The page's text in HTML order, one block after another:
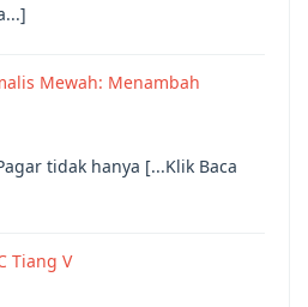
Mewah: Menambah
tidak hanya [...Klik Baca
Tiang V